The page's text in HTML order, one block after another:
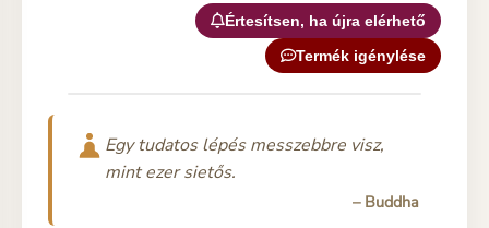
Értesítsen, ha újra elérhető
Termék igénylése
Egy tudatos lépés messzebbre visz,
mint ezer sietős.
– Buddha